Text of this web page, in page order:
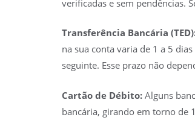
verificadas e sem pendências.
Transferência Bancária
na sua conta varia de 1 a 5
seguinte. Esse prazo não
Cartão de Débito: Alguns
bancária, girando em torno de